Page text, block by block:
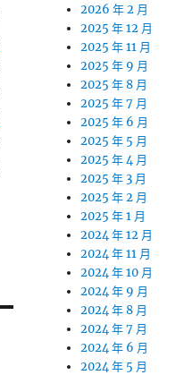
2026 年 2 月
2025 年 12 月
2025 年 11 月
2025 年 9 月
2025 年 8 月
2025 年 7 月
2025 年 6 月
2025 年 5 月
2025 年 4 月
2025 年 3 月
2025 年 2 月
2025 年 1 月
2024 年 12 月
2024 年 11 月
2024 年 10 月
2024 年 9 月
2024 年 8 月
2024 年 7 月
2024 年 6 月
2024 年 5 月